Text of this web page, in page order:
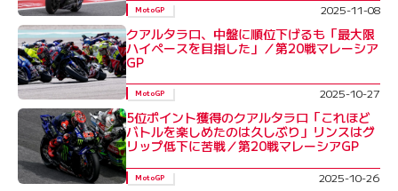
MotoGP 2025-11-08
クアルタラロ、中盤に順位下げるも「最大限
ハイペースを目指した」／第20戦マレーシア
GP
MotoGP 2025-10-27
5位ポイント獲得のクアルタラロ「これほど
バトルを楽しめたのは久しぶり」リンスはグ
リップ低下に苦戦／第20戦マレーシアGP
MotoGP 2025-10-26